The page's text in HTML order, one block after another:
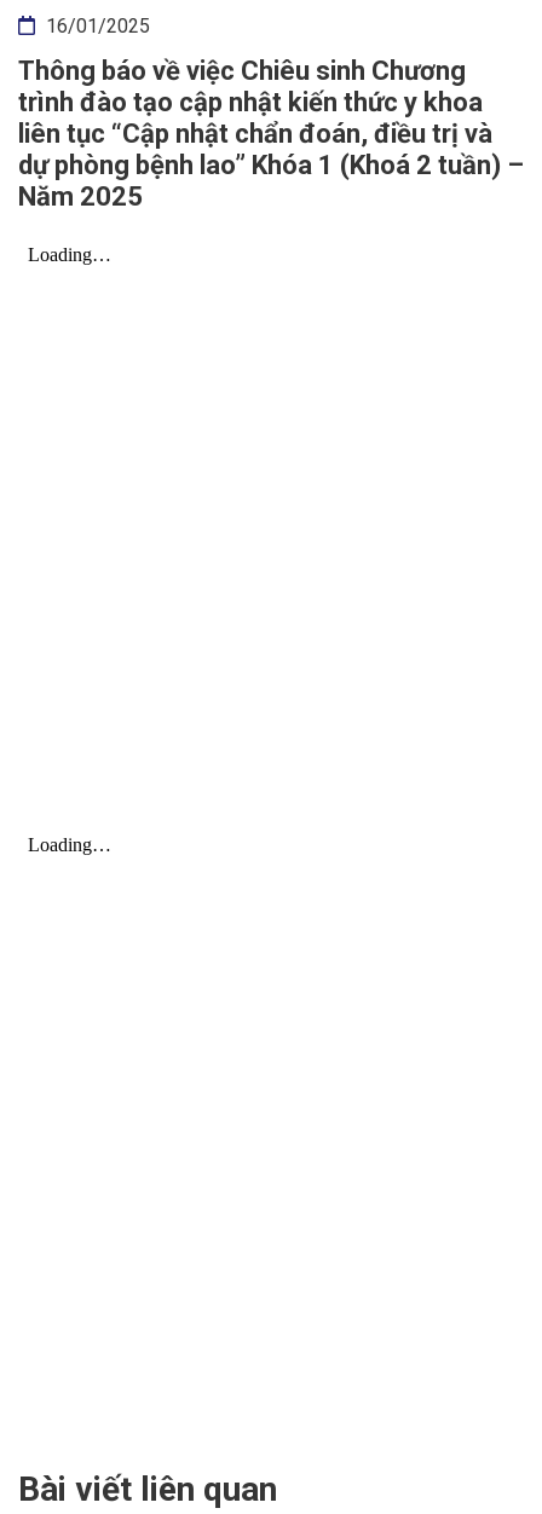
16/01/2025
Thông báo về việc Chiêu sinh Chương
trình đào tạo cập nhật kiến thức y khoa
liên tục “Cập nhật chẩn đoán, điều trị và
dự phòng bệnh lao” Khóa 1 (Khoá 2 tuần) –
Năm 2025
Bài viết liên quan